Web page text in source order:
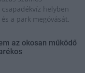
helyben
a park megóvását.
az okosan működő